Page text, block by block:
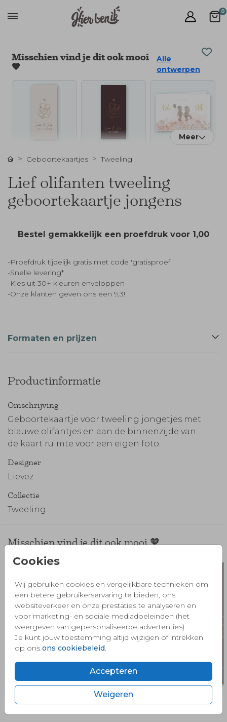
0
Cookies
Wij gebruiken cookies en vergelijkbare technieken om
een betere gebruikerservaring te bieden, ons
websiteverkeer en onze prestaties te analyseren en
voor marketing- en sociale mediadoeleinden (het
weergeven van gepersonaliseerde advertenties).
Je kunt jouw toestemming altijd wijzigen of intrekken
op ons ons cookiebeleid.
Accepteren
Weigeren
Misschien vind je dit ook mooi
🧡
Alle
ontwerpen
Meer
Geboortekaartjes Tweeling
Lief olifanten tweeling
geboortekaartje jongens
Bestel gemakkelijk een proefdruk voor 1,00
-Proefdruk tijdelijk gratis met code 'gratisproef'
-Snelle levering*
-Kies uit 30+ kleuren enveloppen
-Onze klanten geven ons een 9,3!
Formaten en prijzen
Productinformatie
Omschrijving
Geboortekaartje voor tweeling jongetjes met
blauwe olifantjes en aan de binnenzijde van
de kaart ruimte voor een eigen foto.
Designer
Lievez
Collectie
Tweeling
Misschien vind je dit ook mooi 🧡